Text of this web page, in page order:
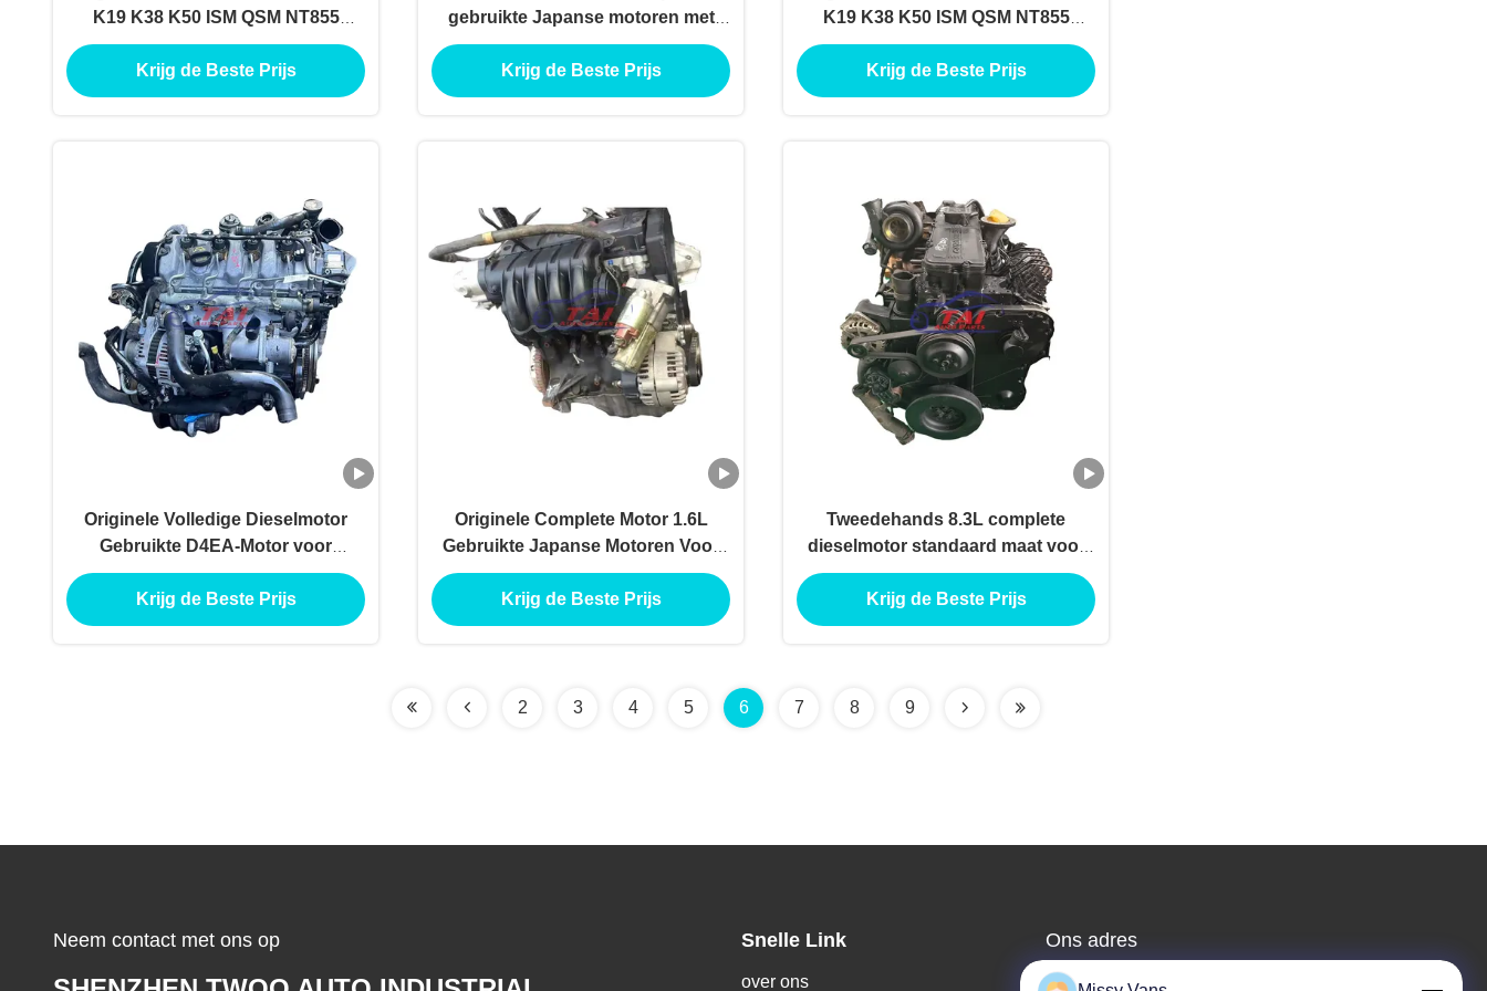
K19 K38 K50 ISM QSM NT855
NTA855 ISD ISF Complete motor
voor Cummins
Krijg de Beste Prijs
gebruikte Japanse motoren met
versnellingsbak voor auto's
Krijg de Beste Prijs
K19 K38 K50 ISM QSM NT855
NTA855 ISD ISF Complete motor
voor Cummins
Krijg de Beste Prijs
Originele Volledige Dieselmotor
Gebruikte D4EA-Motor voor
Hyundai Elantra
Krijg de Beste Prijs
Originele Complete Motor 1.6L
Gebruikte Japanse Motoren Voor
Honda Cruze 1.6 1.8
Krijg de Beste Prijs
Tweedehands 8.3L complete
dieselmotor standaard maat voor
Cummins 6CT
Krijg de Beste Prijs
2 3 4 5 6 7 8 9
Neem contact met ons op Snelle Link
over ons
Ons adres
Bedrijfsadres